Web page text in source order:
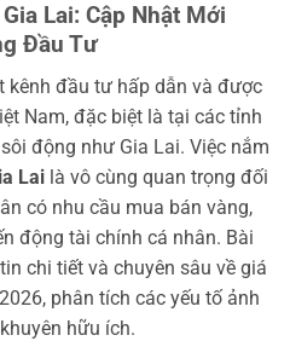
Lai: Cập Nhật Mới
Đầu Tư
kênh đầu tư hấp dẫn và được
Nam, đặc biệt là tại các tỉnh
động như Gia Lai. Việc nắm
Lai là vô cùng quan trọng đối
có nhu cầu mua bán vàng,
động tài chính cá nhân. Bài
chi tiết và chuyên sâu về giá
phân tích các yếu tố ảnh
hữu ích.